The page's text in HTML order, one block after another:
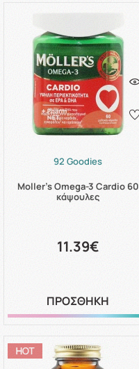
92 Goodies
Moller's Omega-3 Cardio 60
κάψουλες
11.39€
ΠΡΟΣΘΗΚΗ